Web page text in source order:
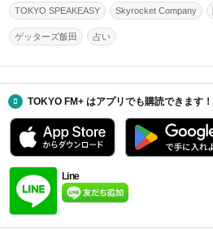
TOKYO SPEAKEASY Skyrocket Company
ゲッターズ飯田 占い
TOKYO FM+ はアプリでも購読できます！
Line